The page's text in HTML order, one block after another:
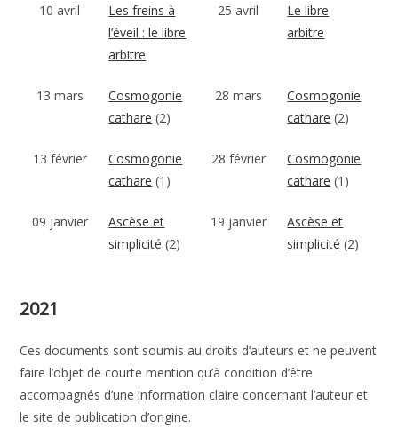
10 avril
Les freins à
l’éveil : le libre
arbitre
25 avril
Le libre
arbitre
13 mars
Cosmogonie
cathare (2)
28 mars
Cosmogonie
cathare (2)
13 février
Cosmogonie
cathare (1)
28 février
Cosmogonie
cathare (1)
09 janvier
Ascèse et
simplicité (2)
19 janvier
Ascèse et
simplicité (2)
2021
Ces documents sont soumis au droits d’auteurs et ne peuvent
faire l’objet de courte mention qu’à condition d’être
accompagnés d’une information claire concernant l’auteur et
le site de publication d’origine.